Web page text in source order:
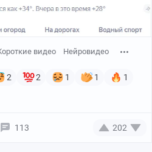
видео Нейровидео
2 2 1 1 1
113 202